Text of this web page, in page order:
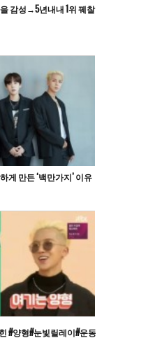
감성→5년내내 1위 꿰찰
게 만든 ‘백만가지’ 이유
#양형#눈빛릴레이#운동